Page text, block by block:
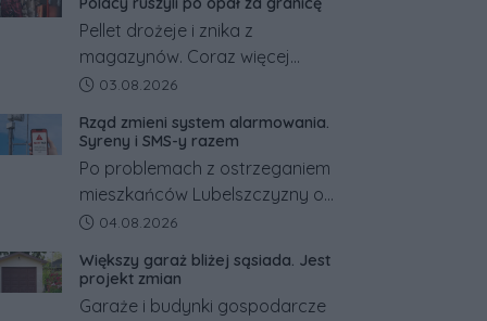
Pellet drożeje i znika z
magazynów. Coraz więcej
Polaków szuka opału za granicą,
złotych tańszy niż w kraju. Co się
dzieje?
Data dodania artykułu:
03.08.2026
Rząd zmieni system alarmowania.
Syreny i SMS-y razem
Po problemach z ostrzeganiem
mieszkańców Lubelszczyzny o
rosyjskim zagrożeniu rząd
alarmowych, alertów RCB i
aplikacji w jeden system.
Data dodania artykułu:
04.08.2026
Większy garaż bliżej sąsiada. Jest
projekt zmian
Garaże i budynki gospodarcze